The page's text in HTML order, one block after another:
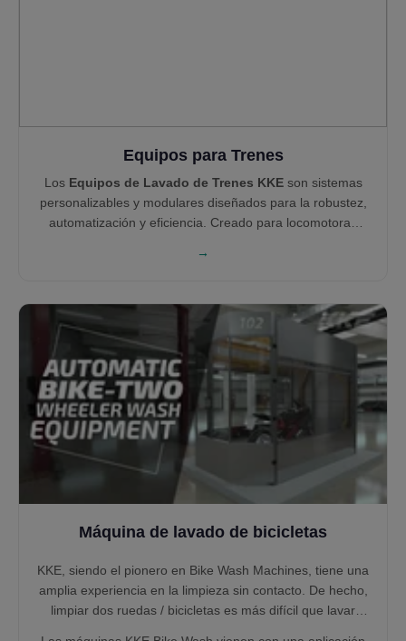
Equipos para Trenes
Los Equipos de Lavado de Trenes KKEson sistemas
personalizables y modulares diseñados para la robustez,
automatización y eficiencia. Creado para locomotoras
PLC e integración para recuperación de agua, asegura
calidad óptima de lavado, seguridad y reducción de
costos operativos.
→
Máquina de lavado de bicicletas
KKE, siendo el pionero en Bike Wash Machines, tiene una
amplia experiencia en la limpieza sin contacto. De hecho,
limpiar dos ruedas / bicicletas es más difícil que lavar